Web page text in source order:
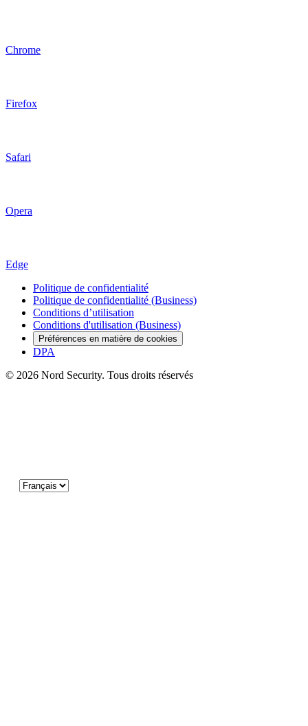
Chrome
Firefox
Safari
Opera
Edge
Politique de confidentialité
Politique de confidentialité (Business)
Conditions d’utilisation
Conditions d'utilisation (Business)
Préférences en matière de cookies
DPA
© 2026 Nord Security. Tous droits réservés